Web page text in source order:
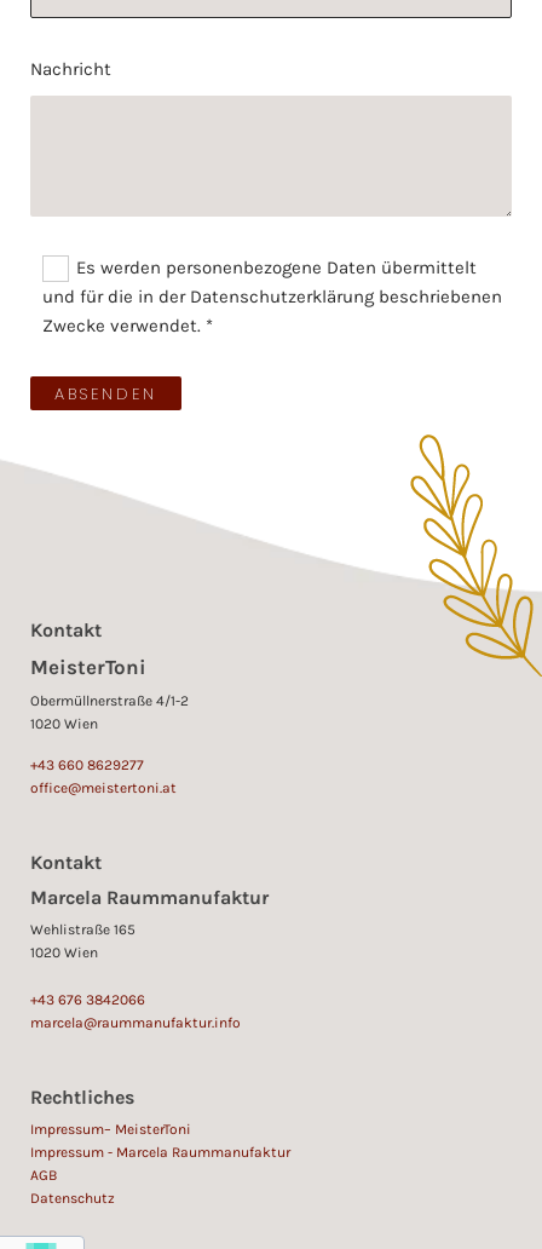
Nachricht
Es werden personenbezogene Daten übermittelt
und für die in der Datenschutzerklärung beschriebenen
Zwecke verwendet. *
Kontakt
MeisterToni
Obermüllnerstraße 4/1-2
1020 Wien
+43 660 8629277
office@meistertoni.at
Kontakt
Marcela Raummanufaktur
Wehlistraße 165
1020 Wien
+43 676 3842066
marcela@raummanufaktur.info
Rechtliches
Impressum– MeisterToni
Impressum - Marcela Raummanufaktur
AGB
Datenschutz